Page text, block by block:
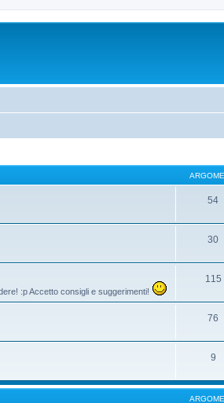
54
30
:p Accetto consigli e suggerimenti!
115
76
9